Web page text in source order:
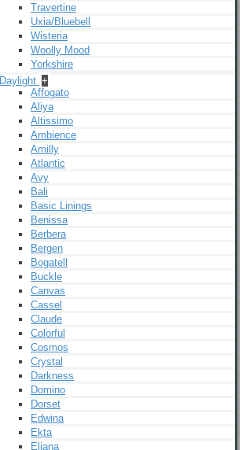
Travertine
Uxia/Bluebell
Wisteria
Woolly Mood
Yorkshire
Daylight +
Affogato
Aliya
Altissimo
Ambience
Amilly
Atlantic
Avy
Bali
Basic Linings
Benissa
Berbera
Bergen
Bogatell
Buckle
Canvas
Cassel
Claude
Colorful
Cosmos
Crystal
Darkness
Domino
Dorset
Edwina
Ekta
Eliana